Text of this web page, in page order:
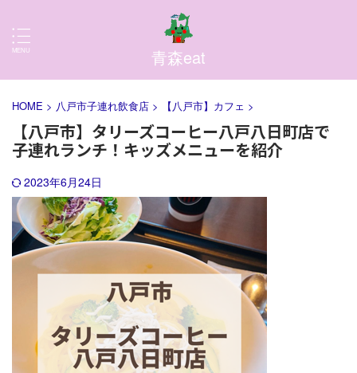
青森eat
HOME > 八戸市子連れ飲食店 > 【八戸市】カフェ >
【八戸市】タリーズコーヒー八戸八日町店で
子連れランチ！キッズメニューを紹介
2023年6月24日